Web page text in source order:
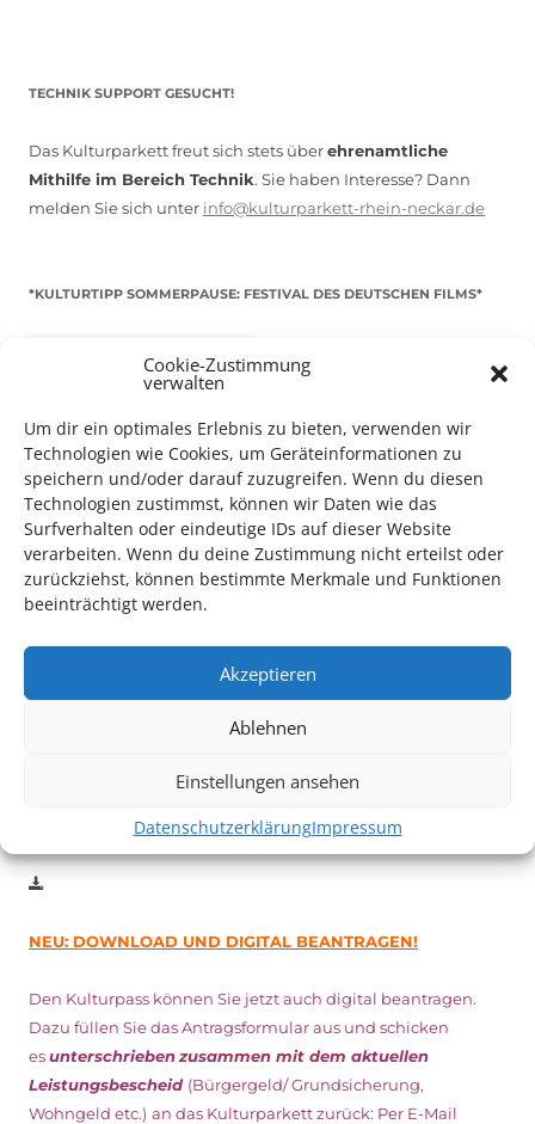
Cookie-Zustimmung
verwalten
Um dir ein optimales Erlebnis zu bieten, verwenden wir
Technologien wie Cookies, um Geräteinformationen zu
speichern und/oder darauf zuzugreifen. Wenn du diesen
Technologien zustimmst, können wir Daten wie das
Surfverhalten oder eindeutige IDs auf dieser Website
verarbeiten. Wenn du deine Zustimmung nicht erteilst oder
zurückziehst, können bestimmte Merkmale und Funktionen
beeinträchtigt werden.
Akzeptieren
Ablehnen
Einstellungen ansehen
DatenschutzerklärungImpressum
TECHNIK SUPPORT GESUCHT!
Das Kulturparkett freut sich stets überehrenamtliche
Mithilfe im Bereich Technik. Sie haben Interesse? Dann
melden Sie sich unter info@kulturparkett-rhein-neckar.de
*KULTURTIPP SOMMERPAUSE: FESTIVAL DES DEUTSCHEN FILMS*
Auch dieses Jahr findet wieder das
Inhaber*innen freien Eintrittzu den Vorstellungen – 30
Weitere Details zum Festival finden Sie
DIGITAL KULTURPASS BEANTRAGEN
NEU: DOWNLOAD UND DIGITAL BEANTRAGEN!
Den Kulturpass können Sie jetzt auch digital beantragen.
Dazu füllen Sie das Antragsformular aus und schicken
esunterschriebenzusammen mit dem aktuellen
Leistungsbescheid (Bürgergeld/ Grundsicherung,
Wohngeld etc.) an das Kulturparkett zurück: Per E-Mail